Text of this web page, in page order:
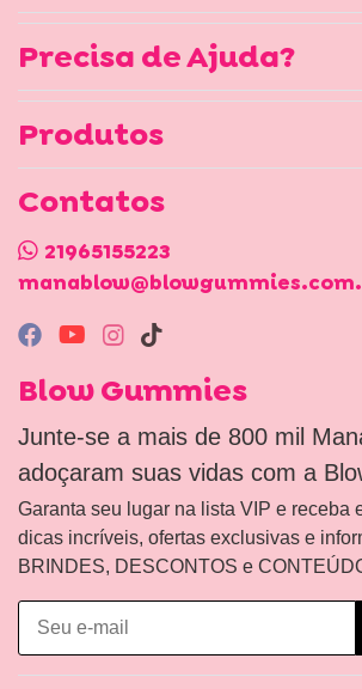
Contatos
21965155223
Precisa de Ajuda?
Produtos
Blow Gummies
Junte-se a mais de 800 mil
adoçaram suas vidas com a
Garanta seu lugar na lista VIP e receba
dicas incríveis, ofertas exclusivas e
BRINDES, DESCONTOS e